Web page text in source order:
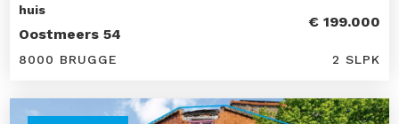
huis
Oostmeers 54
€ 199.000
8000 BRUGGE 2 SLPK